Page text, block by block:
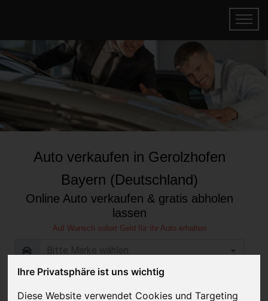
Ihre Privatsphäre ist uns wichtig
Diese Website verwendet Cookies und Targeting
Auto verkaufen in Gerolzhofen
Bayern (Deutschland)
Online Auto verkaufen & gratis abholen
lassen
Auf Wunsch sofort Geld für Ihr Auto erhalten